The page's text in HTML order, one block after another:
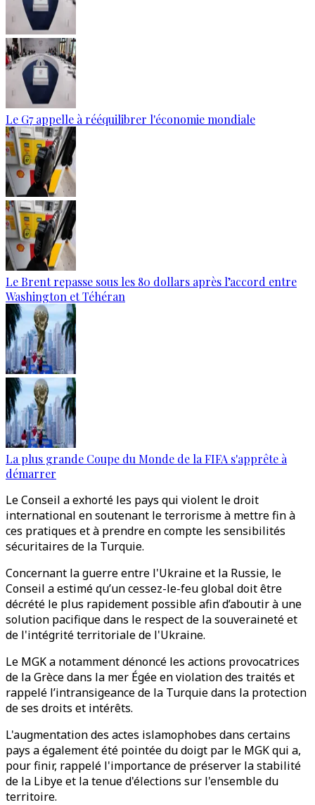
Le G7 appelle à rééquilibrer l'économie mondiale
Le Brent repasse sous les 80 dollars après l’accord entre
Washington et Téhéran
La plus grande Coupe du Monde de la FIFA s'apprête à
démarrer
Le Conseil a exhorté les pays qui violent le droit
international en soutenant le terrorisme à mettre fin à
ces pratiques et à prendre en compte les sensibilités
sécuritaires de la Turquie.
Concernant la guerre entre l'Ukraine et la Russie, le
Conseil a estimé qu’un cessez-le-feu global doit être
décrété le plus rapidement possible afin d’aboutir à une
solution pacifique dans le respect de la souveraineté et
de l'intégrité territoriale de l'Ukraine.
Le MGK a notamment dénoncé les actions provocatrices
de la Grèce dans la mer Égée en violation des traités et
rappelé l’intransigeance de la Turquie dans la protection
de ses droits et intérêts.
L'augmentation des actes islamophobes dans certains
pays a également été pointée du doigt par le MGK qui a,
pour finir, rappelé l'importance de préserver la stabilité
de la Libye et la tenue d'élections sur l'ensemble du
territoire.